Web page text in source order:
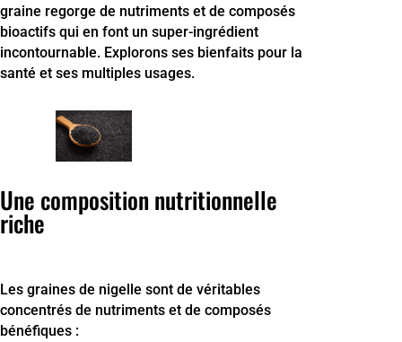
graine regorge de nutriments et de composés
bioactifs qui en font un super-ingrédient
incontournable. Explorons ses bienfaits pour la
santé et ses multiples usages.
Une composition nutritionnelle
riche
Les graines de nigelle sont de véritables
concentrés de nutriments et de composés
bénéfiques :